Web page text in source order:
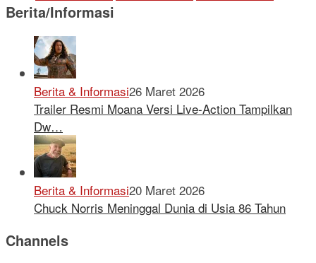
Berita/Informasi
Berita & Informasi26 Maret 2026
Trailer Resmi Moana Versi Live-Action Tampilkan
Dw…
Berita & Informasi20 Maret 2026
Chuck Norris Meninggal Dunia di Usia 86 Tahun
Channels